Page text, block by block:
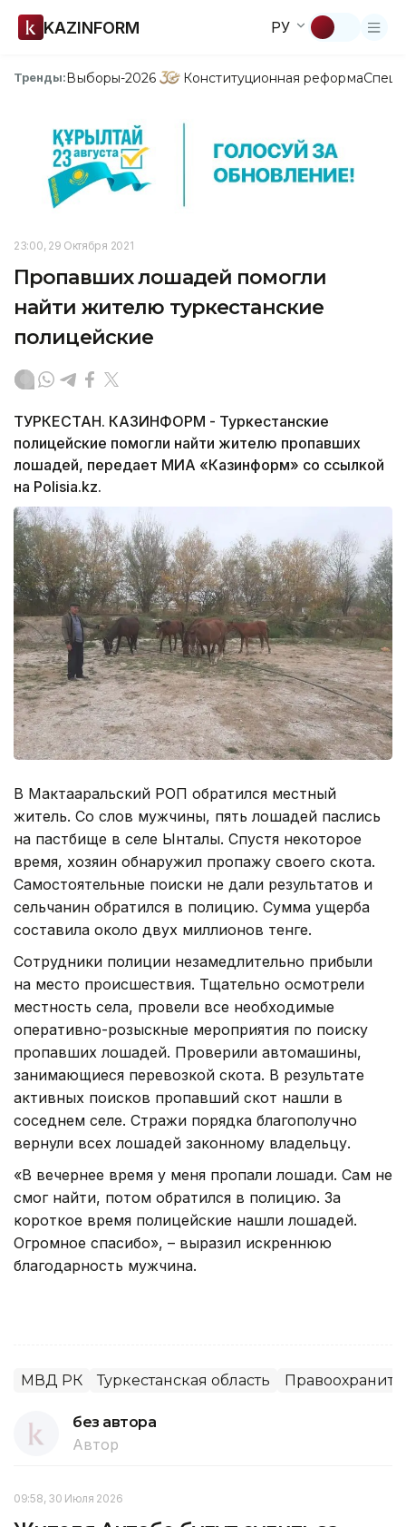
KAZINFORM РУ
Тренды:Выборы-2026 Конституционная реформа
23:00, 29 Октября 2021
Пропавших лошадей помогли
найти жителю туркестанские
полицейские
ТУРКЕСТАН. КАЗИНФОРМ - Туркестанские
полицейские помогли найти жителю пропавших
лошадей, передает МИА «Казинформ» со ссылкой
на Polisia.kz.
В Мактааральский РОП обратился местный
житель. Со слов мужчины, пять лошадей паслись
на пастбище в селе Ынталы. Спустя некоторое
время, хозяин обнаружил пропажу своего скота.
Самостоятельные поиски не дали результатов и
сельчанин обратился в полицию. Сумма ущерба
составила около двух миллионов тенге.
Сотрудники полиции незамедлительно прибыли
на место происшествия. Тщательно осмотрели
местность села, провели все необходимые
оперативно-розыскные мероприятия по поиску
пропавших лошадей. Проверили автомашины,
занимающиеся перевозкой скота. В результате
активных поисков пропавший скот нашли в
соседнем селе. Стражи порядка благополучно
вернули всех лошадей законному владельцу.
«В вечернее время у меня пропали лошади. Сам не
смог найти, потом обратился в полицию. За
короткое время полицейские нашли лошадей.
Огромное спасибо», – выразил искреннюю
благодарность мужчина.
МВД РК Туркестанская область
без автора
Автор
09:58, 30 Июля 2026